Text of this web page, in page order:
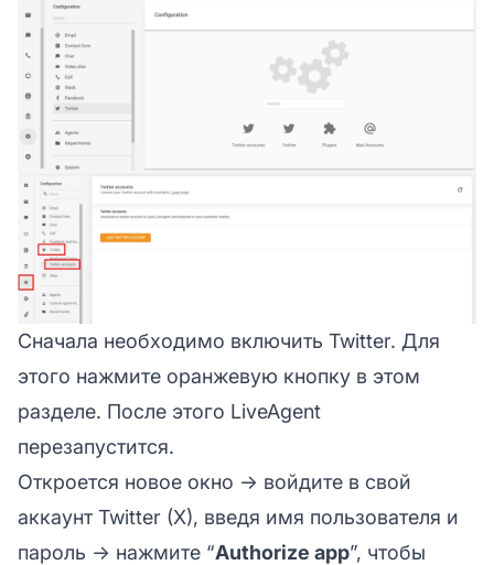
Сначала необходимо включить Twitter. Для
этого нажмите оранжевую кнопку в этом
разделе. После этого LiveAgent
перезапустится.
Откроется новое окно → войдите в свой
аккаунт Twitter (X), введя имя пользователя и
пароль → нажмите “Authorize app”, чтобы